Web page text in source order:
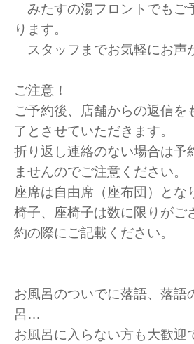
みたすの湯フロントでもご
ります。
スタッフまでお気軽にお声
ご注意！
ご予約後、店舗からの返信を
了とさせていただきます。
折り返し連絡のない場合は予
ませんのでご注意ください。
座席は自由席（座布団）とな
椅子、座椅子は数に限りがご
約の際にご記載ください。
お風呂のついでに落語、落語
呂…
お風呂に入らない方も大歓迎